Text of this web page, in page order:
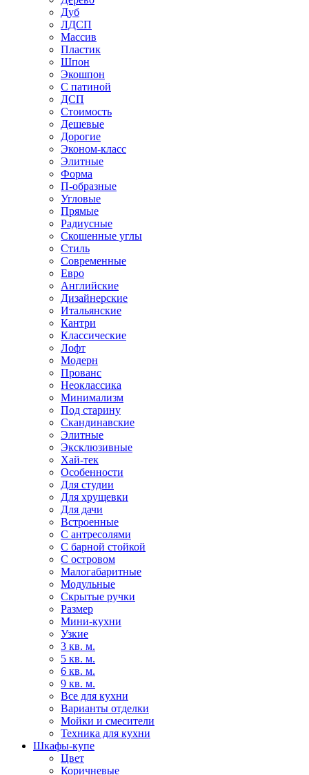
Дуб
ЛДСП
Массив
Пластик
Шпон
Экошпон
С патиной
ДСП
Стоимость
Дешевые
Дорогие
Эконом-класс
Элитные
Форма
П-образные
Угловые
Прямые
Радиусные
Скошенные углы
Стиль
Современные
Евро
Английские
Дизайнерские
Итальянские
Кантри
Классические
Лофт
Модерн
Прованс
Неоклассика
Минимализм
Под старину
Скандинавские
Элитные
Эксклюзивные
Хай-тек
Особенности
Для студии
Для хрущевки
Для дачи
Встроенные
С антресолями
С барной стойкой
С островом
Малогабаритные
Модульные
Скрытые ручки
Размер
Мини-кухни
Узкие
3 кв. м.
5 кв. м.
6 кв. м.
9 кв. м.
Все для кухни
Варианты отделки
Мойки и смесители
Техника для кухни
Шкафы-купе
Цвет
Коричневые